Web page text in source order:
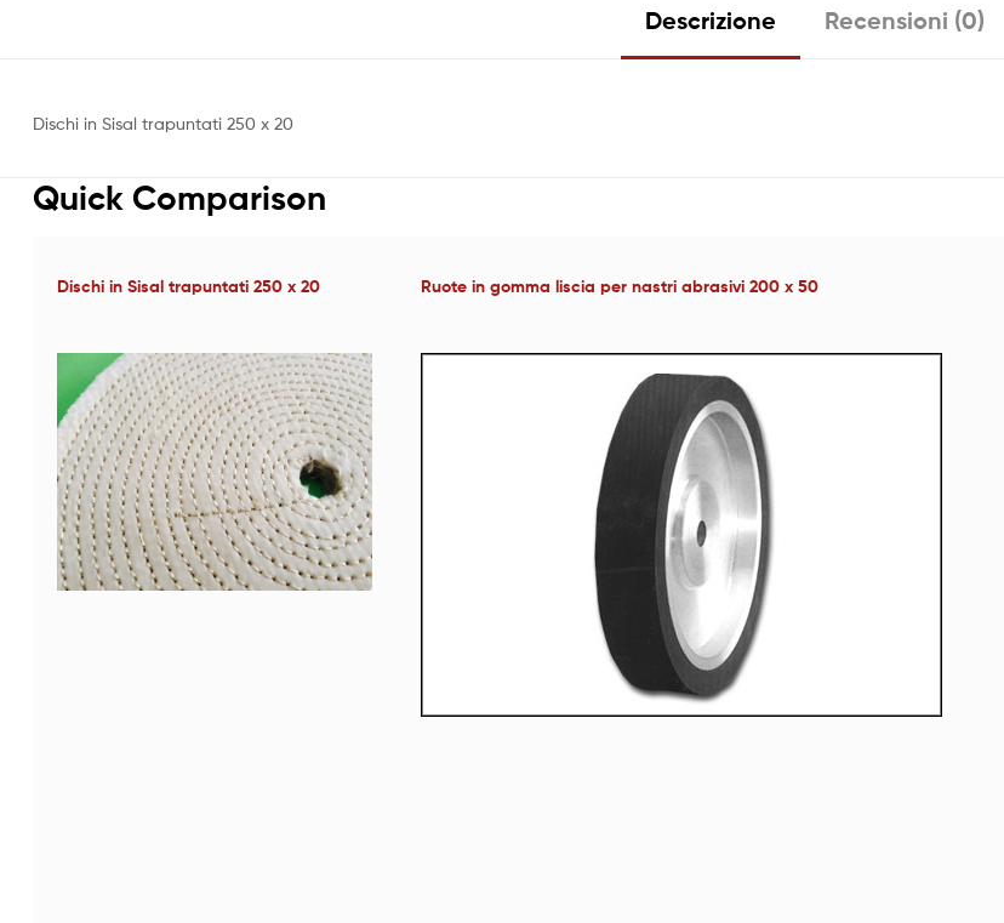
Descrizione Recensioni (0)
Dischi in Sisal trapuntati 250 x 20
Quick Comparison
Dischi in Sisal trapuntati 250 x 20 Ruote in gomma liscia per nastri abrasivi 200 x 50